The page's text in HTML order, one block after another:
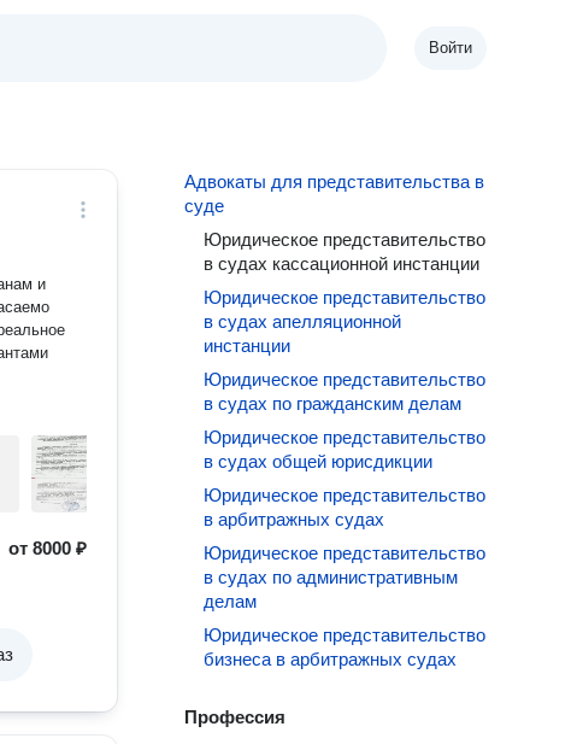
Войти
и
от8000 ₽
Адвокаты для представительства в
суде
Юридическое представительство
в судах кассационной инстанции
Юридическое представительство
в судах апелляционной
инстанции
Юридическое представительство
в судах по гражданским делам
Юридическое представительство
в судах общей юрисдикции
Юридическое представительство
в арбитражных судах
Юридическое представительство
в судах по административным
делам
Юридическое представительство
бизнеса в арбитражных судах
Профессия